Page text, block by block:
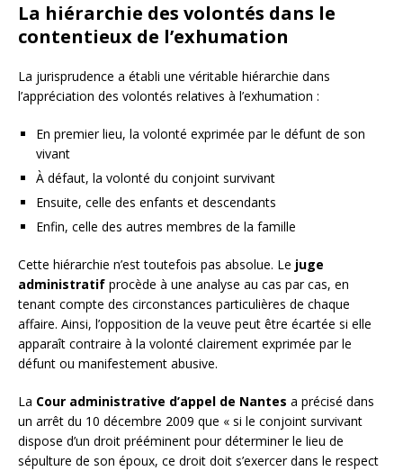
La hiérarchie des volontés dans le
contentieux de l’exhumation
La jurisprudence a établi une véritable hiérarchie dans
l’appréciation des volontés relatives à l’exhumation :
En premier lieu, la volonté exprimée par le défunt de son
vivant
À défaut, la volonté du conjoint survivant
Ensuite, celle des enfants et descendants
Enfin, celle des autres membres de la famille
Cette hiérarchie n’est toutefois pas absolue. Le juge
administratif procède à une analyse au cas par cas, en
tenant compte des circonstances particulières de chaque
affaire. Ainsi, l’opposition de la veuve peut être écartée si elle
apparaît contraire à la volonté clairement exprimée par le
défunt ou manifestement abusive.
La Cour administrative d’appel de Nantes a précisé dans
un arrêt du 10 décembre 2009 que « si le conjoint survivant
dispose d’un droit prééminent pour déterminer le lieu de
sépulture de son époux, ce droit doit s’exercer dans le respect